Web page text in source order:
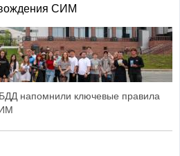
СИМ
напомнили ключевые правила